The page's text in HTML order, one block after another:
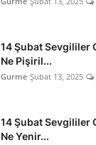
14 Şubat Sevgililer
Ne Pişiril...
Gurme Şubat 13, 2025
14 Şubat Sevgililer
Ne Yenir...